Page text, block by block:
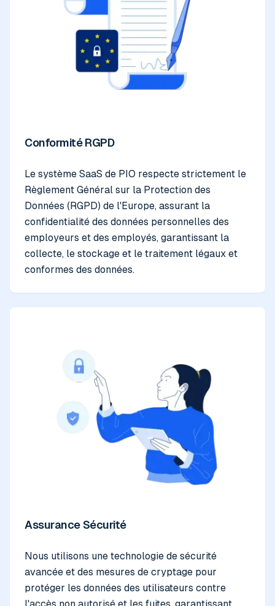
Conformité RGPD
Le système SaaS de PIO respecte strictement le
Règlement Général sur la Protection des
Données (RGPD) de l'Europe, assurant la
confidentialité des données personnelles des
employeurs et des employés, garantissant la
collecte, le stockage et le traitement légaux et
conformes des données.
Assurance Sécurité
Nous utilisons une technologie de sécurité
avancée et des mesures de cryptage pour
protéger les données des utilisateurs contre